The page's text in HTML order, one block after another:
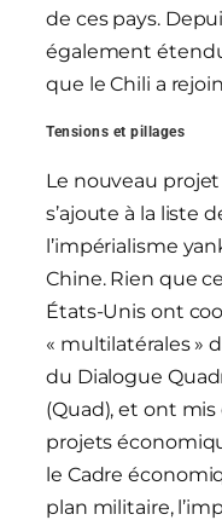
de ces pays.
également
que le Chili a
Tensions et pillages
Le nouveau
s’ajoute à la liste
l’impérialisme
Chine. Rien que
États-Unis ont
« multilatérales »
du Dialogue
(Quad), et ont
projets
le Cadre
plan militaire,